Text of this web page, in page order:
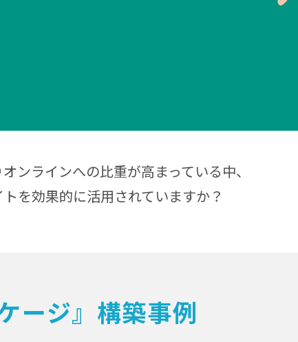
ンラインへの比重が高まっている中、
を効果的に活用されていますか？
ージ』構築事例